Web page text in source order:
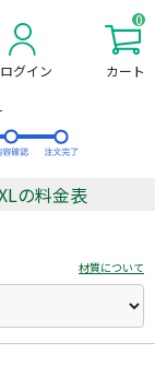
ログイン
0
カート
の料金表
材質について